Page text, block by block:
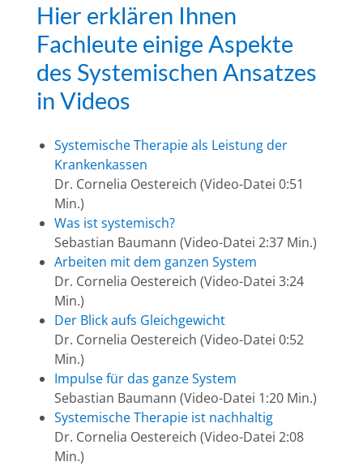
Hier erklären Ihnen
Fachleute einige Aspekte
des Systemischen Ansatzes
in Videos
Systemische Therapie als Leistung der
Krankenkassen
Dr. Cornelia Oestereich (Video-Datei 0:51
Min.)
Was ist systemisch?
Sebastian Baumann (Video-Datei 2:37 Min.)
Arbeiten mit dem ganzen System
Dr. Cornelia Oestereich (Video-Datei 3:24
Min.)
Der Blick aufs Gleichgewicht
Dr. Cornelia Oestereich (Video-Datei 0:52
Min.)
Impulse für das ganze System
Sebastian Baumann (Video-Datei 1:20 Min.)
Systemische Therapie ist nachhaltig
Dr. Cornelia Oestereich (Video-Datei 2:08
Min.)